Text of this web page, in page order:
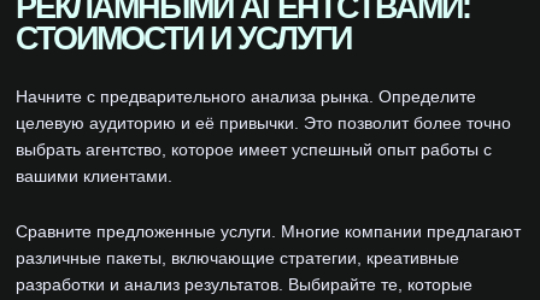
РЕКЛАМНЫМИ АГЕНТСТВАМИ:
СТОИМОСТИ И УСЛУГИ
Начните с предварительного анализа рынка. Определите
целевую аудиторию и её привычки. Это позволит более точно
выбрать агентство, которое имеет успешный опыт работы с
вашими клиентами.
Сравните предложенные услуги. Многие компании предлагают
различные пакеты, включающие стратегии, креативные
разработки и анализ результатов. Выбирайте те, которые